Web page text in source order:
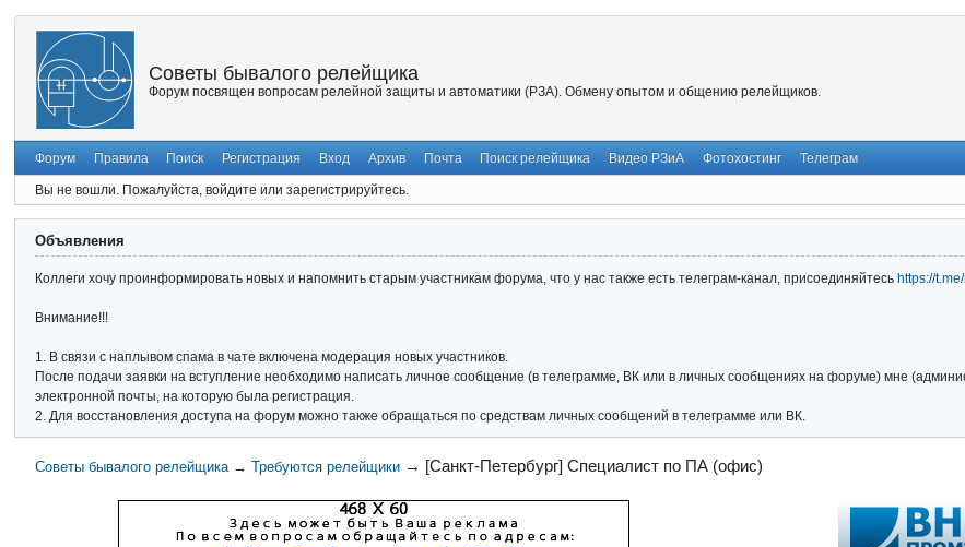
Советы бывалого релейщика
Форум посвящен вопросам релейной защиты и автоматики (РЗА). Обмену опытом и общению релейщиков.
Форум Правила Поиск Регистрация Вход Архив Почта Поиск релейщика Видео РЗиА Фотохостинг Телеграм
Вы не вошли. Пожалуйста, войдите или зарегистрируйтесь.
Объявления
Коллеги хочу проинформировать новых и напомнить старым участникам форума, что у нас также есть телеграм-канал, присоединяйтесь https://
Внимание!!!
1. В связи с наплывом спама в чате включена модерация новых участников.
После подачи заявки на вступление необходимо написать личное сообщение (в телеграмме, ВК или в личных сообщениях на форуме) мне
электронной почты, на которую была регистрация.
2. Для восстановления доступа на форум можно также обращаться по средствам личных сообщений в телеграмме или ВК.
Советы бывалого релейщика → Требуются релейщики → [Санкт-Петербург] Специалист по ПА (офис)